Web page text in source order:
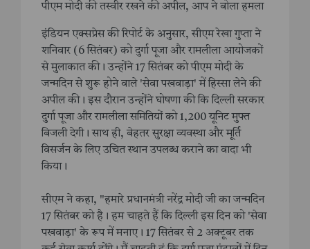
पीएम मोदी की तस्वीर रखने की अपील, आप ने बोला हमला
इंडियन एक्सप्रेस की रिपोर्ट के अनुसार, सीएम रेखा गुप्ता ने
शनिवार (6 सितंबर) को दुर्गा पूजा और रामलीला आयोजकों
से मुलाकात की। उन्होंने 17 सितंबर को पीएम मोदी के
जन्मदिन से शुरू होने वाले 'सेवा पखवाड़ा' में हिस्सा लेने की
अपील की। इस दौरान उन्होंने घोषणा की कि दिल्ली सरकार
दुर्गा पूजा और रामलीला समितियों को 1,200 यूनिट मुफ्त
बिजली देगी। साथ ही, बेहतर सुरक्षा व्यवस्था और मूर्ति
विसर्जन के लिए उचित स्थान उपलब्ध कराने का वादा भी
किया।
सीएम ने कहा, "हमारे प्रधानमंत्री नरेंद्र मोदी जी का जन्मदिन
17 सितंबर को है। हम चाहते हैं कि दिल्ली इस दिन को 'सेवा
पखवाड़ा' के रूप में मनाए। 17 सितंबर से 2 अक्टूबर तक